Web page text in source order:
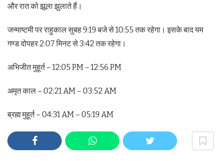
और रात को झूला झुलाते हैं।
जन्माष्टमी पर राहुकाल सुबह 9:19 बजे से 10:55 तक रहेगा। इसके बाद यम
गण्ड दोपहर 2:07 मिनट से 3:42 तक रहेगा।
अभिजीत मुहूर्त – 12:05 PM – 12:56 PM
अमृत काल – 02:21 AM – 03:52 AM
ब्रह्म मुहूर्त – 04:31 AM – 05:19 AM